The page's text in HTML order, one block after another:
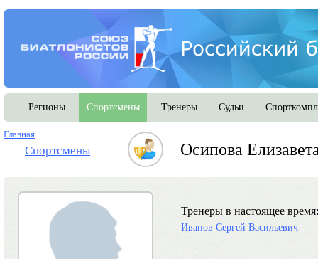
Регионы Спортсмены Тренеры Судьи
Главная
Спортсмены Осипова
Тренеры в настоящее время:
Иванов Сергей Васильевич